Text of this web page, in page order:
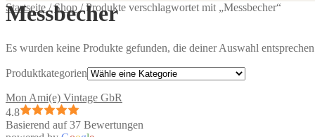
Startseite /Shop /Produkte verschlagwortet mit „Messbecher“
Messbecher
Es wurden keine Produkte gefunden, die deiner Auswahl
Produktkategorien
Mon Ami(e) Vintage GbR
4.8
Basierend auf 37 Bewertungen